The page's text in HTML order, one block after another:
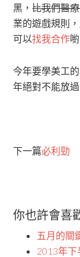
黑，比我們醫
業的遊戲規則
可以找我合作
今年要學美工
年絕對不能放過
下一篇必利勁
你也許會喜
五月的關
2013年下